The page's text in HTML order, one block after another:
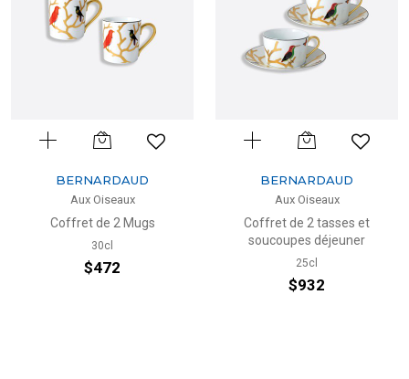
BERNARDAUD
Aux Oiseaux
Coffret de 2 Mugs
30cl
$472
BERNARDAUD
Aux Oiseaux
Coffret de 2 tasses et
soucoupes déjeuner
25cl
$932